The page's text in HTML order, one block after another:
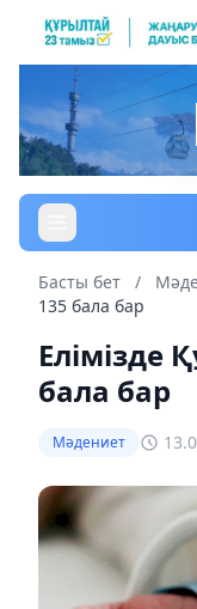
Басты бет /
135 бала бар
Елімізде
бала бар
Мәдениет